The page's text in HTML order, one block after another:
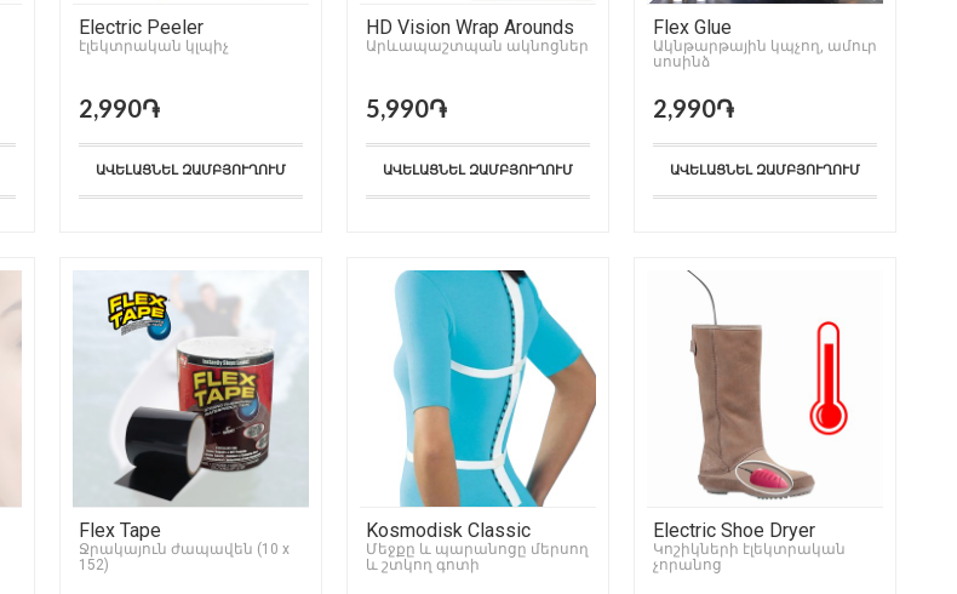
Electric Peeler
էլեկտրական կլպիչ
2,990֏
ԱՎԵԼԱՑՆԵԼ ԶԱՄԲՅՈՒՂՈՒՄ
HD Vision Wrap Arounds
Արևապաշտպան ակնոցներ
5,990֏
ԱՎԵԼԱՑՆԵԼ ԶԱՄԲՅՈՒՂՈՒՄ
Flex Glue
Ակնթարթային կպչող, ամուր
սոսինձ
2,990֏
ԱՎԵԼԱՑՆԵԼ ԶԱՄԲՅՈՒՂՈՒՄ
Flex Tape
Ջրակայուն ժապավեն (10 x
152)
Kosmodisk Classic
Մեջքը և պարանոցը մերսող
և շտկող գոտի
Electric Shoe Dryer
Կոշիկների էլեկտրական
չորանոց